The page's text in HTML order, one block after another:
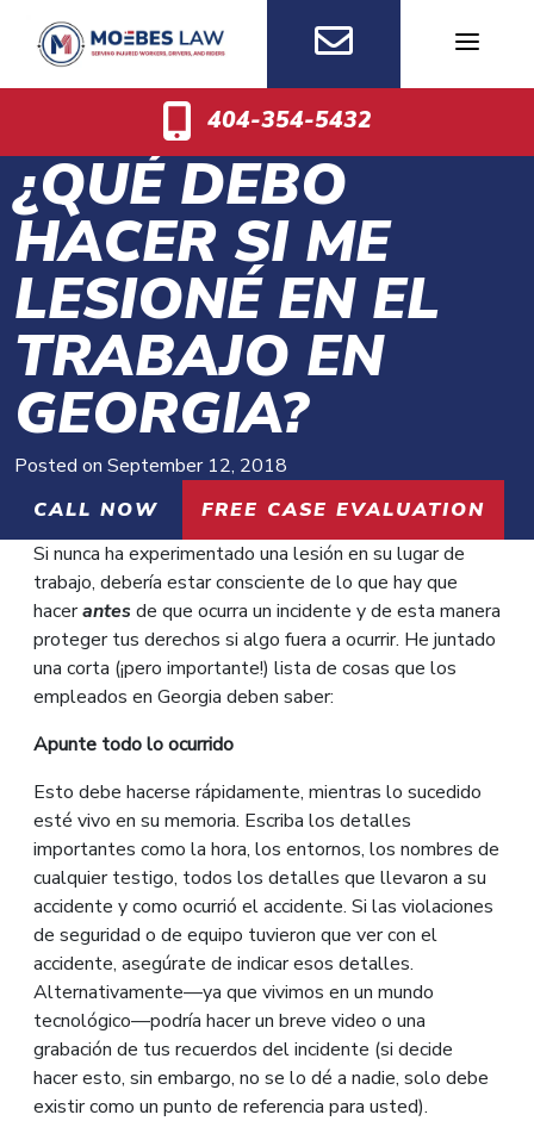
content
404-354-5432
¿QUÉ DEBO
HACER SI ME
LESIONÉ EN EL
TRABAJO EN
GEORGIA?
Posted on September 12, 2018
CALL NOW
FREE CASE EVALUATION
Si nunca ha experimentado una lesión en su lugar de
trabajo, debería estar consciente de lo que hay que
hacerantesde que ocurra un incidente y de esta manera
proteger tus derechos si algo fuera a ocurrir. He juntado
una corta (¡pero importante!) lista de cosas que los
empleados en Georgia deben saber:
Apunte todo lo ocurrido
Esto debe hacerse rápidamente, mientras lo sucedido
esté vivo en su memoria. Escriba los detalles
importantes como la hora, los entornos, los nombres de
cualquier testigo, todos los detalles que llevaron a su
accidente y como ocurrió el accidente. Si las violaciones
de seguridad o de equipo tuvieron que ver con el
accidente, asegúrate de indicar esos detalles.
Alternativamente—ya que vivimos en un mundo
tecnológico—podría hacer un breve video o una
grabación de tus recuerdos del incidente (si decide
hacer esto, sin embargo, no se lo dé a nadie, solo debe
existir como un punto de referencia para usted).